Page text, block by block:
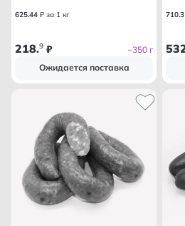
625.44 ₽ за 1 кг
218.9 ₽
~350 г
Ожидается поставка
710.3